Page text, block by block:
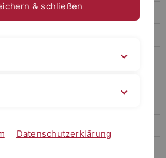
& schließen
Datenschutzerklärung